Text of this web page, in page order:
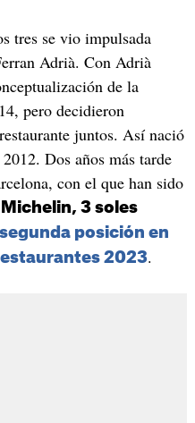
tres se vio impulsada
Adrià. Con Adrià
de la
pero decidieron
juntos. Así nació
Dos años más tarde
con el que han sido
3 soles
segunda posición en
2023.